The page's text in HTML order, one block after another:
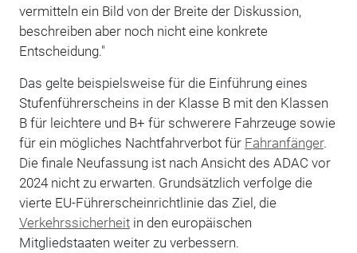
vermitteln ein Bild von der Breite der Diskussion,
beschreiben aber noch nicht eine konkrete
Entscheidung."
Das gelte beispielsweise für die Einführung eines
Stufenführerscheins in der Klasse B mit den Klassen
B für leichtere und B+ für schwerere Fahrzeuge sowie
für ein mögliches Nachtfahrverbot für Fahranfänger.
Die finale Neufassung ist nach Ansicht des ADAC vor
2024 nicht zu erwarten. Grundsätzlich verfolge die
vierte EU-Führerscheinrichtlinie das Ziel, die
Verkehrssicherheitin den europäischen
Mitgliedstaaten weiter zu verbessern.